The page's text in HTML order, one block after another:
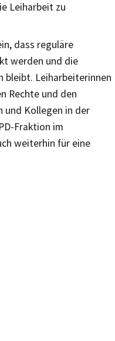
Leiharbeit zu
dass reguläre
werden und die
bleibt. Leiharbeiterinnen
Rechte und den
und Kollegen in der
Fraktion im
weiterhin für eine